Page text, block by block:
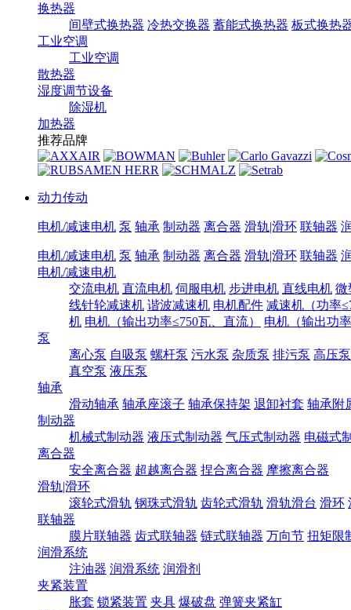
换热器
间壁式换热器 冷热交换器 蓄能式换热器 板式换热
工业空调
工业空调
散热器
湿度调节设备
除湿机
加热器
推荐品牌
动力传动
电机/减速电机 泵 轴承 制动器 离合器 滑轨|滑环 联轴器
电机/减速电机 泵 轴承 制动器 离合器 滑轨|滑环 联轴器
电机/减速电机
交流电机 直流电机 伺服电机 步进电机 直线电机 微
线针轮减速机 谐波减速机 电机配件 减速机（功率
机 电机（输出功率≤750瓦、直流）
电机（输出功
泵
离心泵 自吸泵 螺杆泵 污水泵 杂质泵 排污泵 高压泵
真空泵 液压泵
轴承
滑动轴承 轴承座滚子 轴承保持架 退卸衬套 轴承附
制动器
机械式制动器 液压式制动器 气压式制动器 电磁式
离合器
安全离合器 超越离合器 捏合离合器 摩擦离合器
滑轨|滑环
滚轮式滑轨 钢珠式滑轨 齿轮式滑轨 滑轨滑台 滑环
联轴器
膜片联轴器 齿式联轴器 链式联轴器 万向节 扭矩限
润滑系统
注油器 润滑系统 润滑剂
夹紧装置
胀套 锁紧装置 夹具 爆破盘 弹簧夹紧缸